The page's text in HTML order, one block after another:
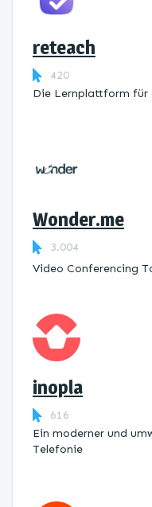
reteach
420
Die Lernplattform ​für
Wonder.me
3.004
Video Conferencing
inopla
616
Ein moderner und
Telefonie